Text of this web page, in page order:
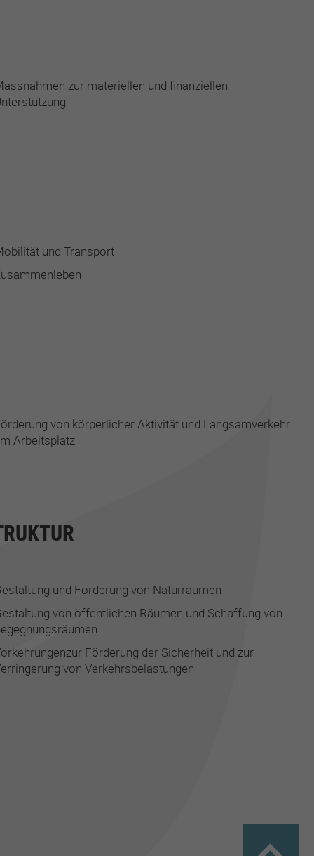
zur materiellen und finanziellen
und Transport
von körperlicher Aktivität und Langsamverkehr
Arbeitsplatz
und Förderung von Naturräumen
von öffentlichen Räumen und Schaffung von
Förderung der Sicherheit und zur
von Verkehrsbelastungen